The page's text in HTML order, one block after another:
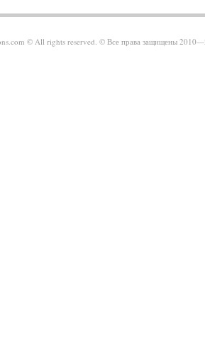
© All rights reserved. © Все права защищены